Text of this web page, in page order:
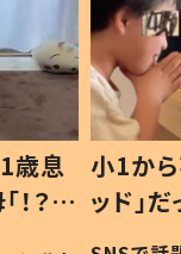
歳息
？」
小1から
ッド」
作り